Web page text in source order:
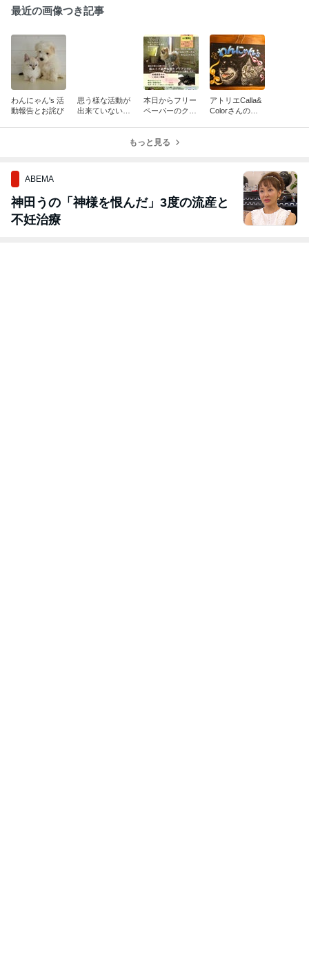
最近の画像つき記事
わんにゃん's 活
動報告とお詫び
思う様な活動が
出来ていないこ
本日からフリー
ペーパーのクラ
しました!
アトリエCalla&
Colorさんのチ
もっと見る
ABEMA
神田うの「神様を恨んだ」3度の流産と
不妊治療